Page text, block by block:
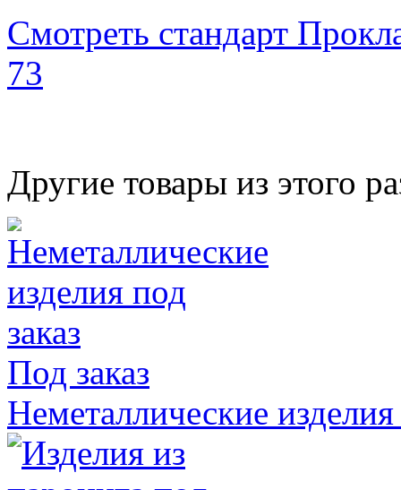
Смотреть стандарт
73
Другие товары из этого
Под заказ
Неметаллические изделия